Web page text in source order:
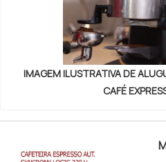
IMAGEM ILUSTRATIVA DE
CAFÉ